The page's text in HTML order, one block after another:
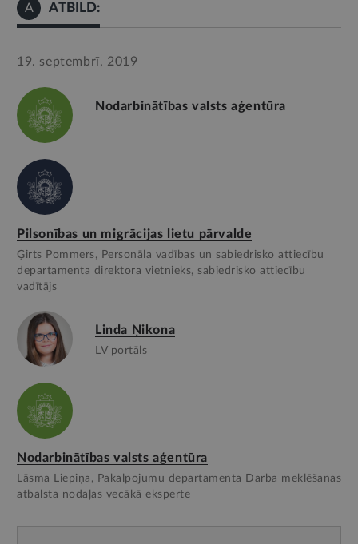
A ATBILD:
19. septembrī, 2019
Nodarbinātības valsts aģentūra
Pilsonības un migrācijas lietu pārvalde
Ģirts Pommers, Personāla vadības un sabiedrisko attiecību
departamenta direktora vietnieks, sabiedrisko attiecību
vadītājs
Linda Ņikona
LV portāls
Nodarbinātības valsts aģentūra
Lāsma Liepiņa, Pakalpojumu departamenta Darba meklēšanas
atbalsta nodaļas vecākā eksperte